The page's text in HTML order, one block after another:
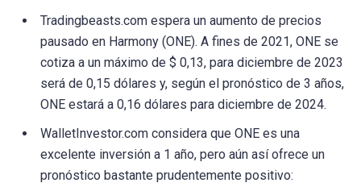
Tradingbeasts.com espera un aumento de precios
pausado en Harmony (ONE). A fines de 2021, ONE se
cotiza a un máximo de $ 0,13, para diciembre de 2023
será de 0,15 dólares y, según el pronóstico de 3 años,
ONE estará a 0,16 dólares para diciembre de 2024.
WalletInvestor.com considera que ONE es una
excelente inversión a 1 año, pero aún así ofrece un
pronóstico bastante prudentemente positivo: